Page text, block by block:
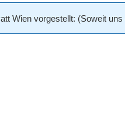
Wien vorgestellt: (Soweit